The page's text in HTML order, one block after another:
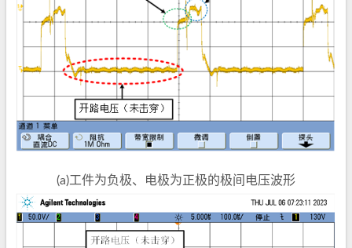
(a)工件为负极、电极为正极的极间电压波形